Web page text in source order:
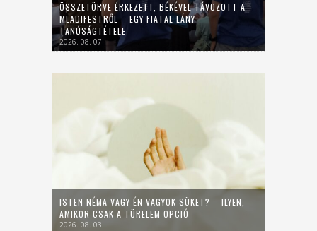
ÖSSZETÖRVE ÉRKEZETT, BÉKÉVEL TÁVOZOTT A
MLADIFESTRŐL – EGY FIATAL LÁNY
TANÚSÁGTÉTELE
2026. 08. 07.
ISTEN NÉMA VAGY ÉN VAGYOK SÜKET? – ILYEN,
AMIKOR CSAK A TÜRELEM OPCIÓ
2026. 08. 03.